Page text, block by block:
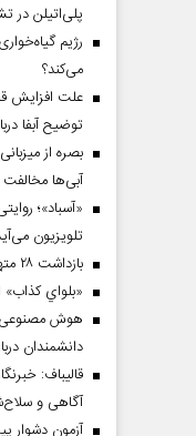
پلی‌اتیلن در
رژیم
می‌کند؟
علت افزایش
توضیح آبفا
آبی‌ها مخالفت
«آسباد»؛
تلویزیون
بازداشت ۲۸ متهم در پرونده تراستی‌ها
«بلواي
هوش
دانشمندان
قالیباف:
آگاهی و
آزمون دشوار